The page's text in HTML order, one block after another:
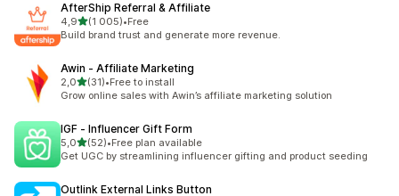
AfterShip Referral & Affiliate
4,9/ 5 tähteä
(1 005)
1005 arvostelua yhteensä
•Free
Build brand trust and generate more revenue.
Awin ‑ Affiliate Marketing
2,0/ 5 tähteä
(31)
31 arvostelua yhteensä
•Free to install
Grow online sales with Awin’s affiliate marketing solution
IGF ‑ Influencer Gift Form
5,0/ 5 tähteä
(52)
52 arvostelua yhteensä
•Free plan available
Get UGC by streamlining influencer gifting and product seeding
Outlink External Links Button